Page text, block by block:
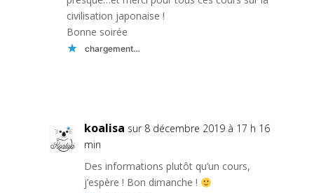
civilisation japonaise !
Bonne soirée
chargement…
koalisa sur 8 décembre 2019 à 17 h 16
min
Des informations plutôt qu’un cours,
j’espère ! Bon dimanche !